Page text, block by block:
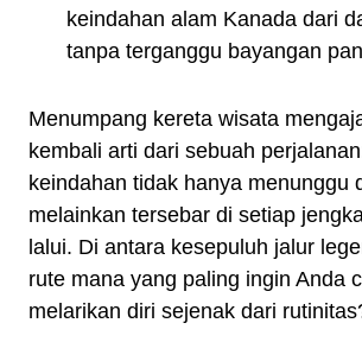
keindahan alam Kanada dari
tanpa terganggu bayangan
Menumpang kereta wisata
kembali arti dari sebuah
keindahan tidak hanya menunggu
melainkan tersebar di setiap
lalui. Di antara kesepuluh jalur
rute mana yang paling ingin Anda
melarikan diri sejenak dari